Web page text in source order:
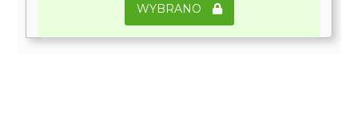
WYBRANO